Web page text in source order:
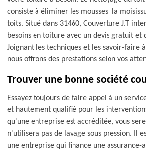
consiste à éliminer les mousses, la
toits. Situé dans 31460, Couverture J.T
besoins en toiture avec un devis gratuit et
Joignant les techniques et les savoir-faire
nous offrons des prestations selon vos
Trouver une bonne société
Essayez toujours de faire appel à un
et hautement qualifié pour les
qu'une entreprise est accréditée, vous
n'utilisera pas de lavage sous pression. Il
une entreprise qui finance une assurance-